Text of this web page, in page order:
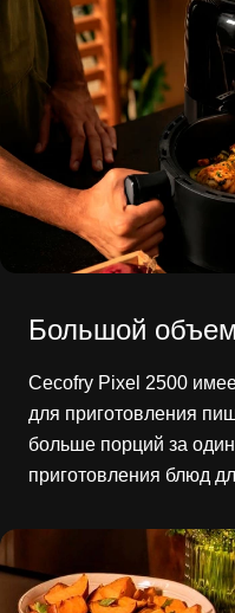
Большой объем
Cecofry Pixel 2500
для приготовления
больше порций за
приготовления блюд